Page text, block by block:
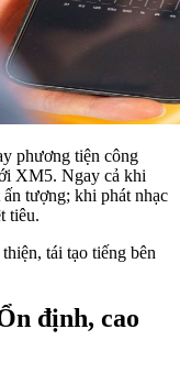
phương tiện công
XM5. Ngay cả khi
tượng; khi phát nhạc
tiêu.
tái tạo tiếng bên
định, cao